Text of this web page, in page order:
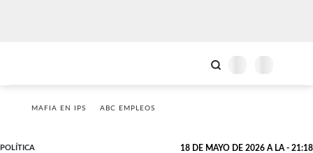
MAFIA EN IPS ABC EMPLEOS
POLÍTICA 18 DE MAYO DE 2026 A LA - 21:18